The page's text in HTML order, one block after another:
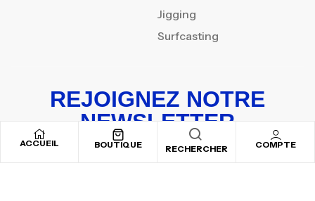
ACCUEIL BOUTIQUE RECHERCHER COMPTE
Jigging
Surfcasting
REJOIGNEZ NOTRE
NEWSLETTER
Inscrivez-vous pour recevoir nos offres spéciales